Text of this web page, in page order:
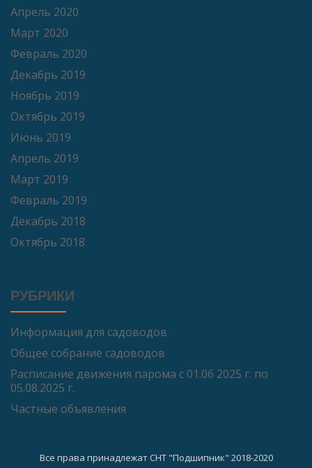
Апрель 2020
Март 2020
Февраль 2020
Декабрь 2019
Ноябрь 2019
Октябрь 2019
Июнь 2019
Апрель 2019
Март 2019
Февраль 2019
Декабрь 2018
Октябрь 2018
РУБРИКИ
Информация для садоводов
Общее собрание садоводов
Расписание движения парома с 01.06 2025 г. по
05.08.2025 г.
Частные объявления
Все права принадлежат СНТ "Подшипник" 2018-2020